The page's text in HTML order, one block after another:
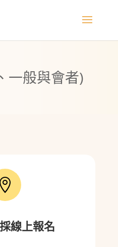
一般與會者)

線上報名